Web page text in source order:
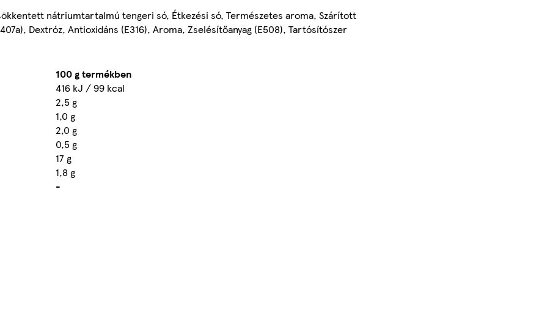
nátriumtartalmú tengeri só, Étkezési só, Természetes aroma, Szárított
Dextróz, Antioxidáns (E316), Aroma, Zselésítőanyag (E508), Tartósítószer
100 g termékben
416 kJ / 99 kcal
2,5 g
1,0 g
2,0 g
0,5 g
17 g
1,8 g
-